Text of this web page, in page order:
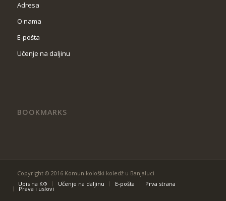
Adresa
O nama
Е-pošta
Učenje na daljinu
BOOKMARKS
Copyright © 2016 Komunikološki koledž u Banjaluci
Upis na КФ
Učenje na daljinu Е-pošta Prva strana
Prava i uslovi